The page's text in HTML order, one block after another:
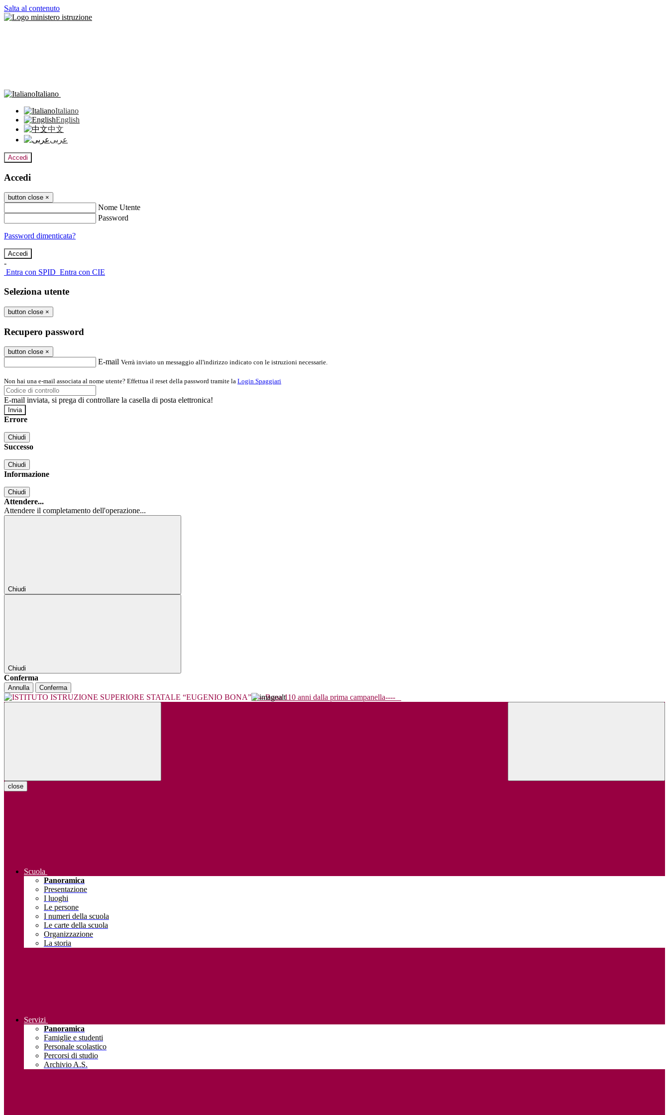
Salta al contenuto
Italiano
Italiano
English
中文
عربى
Accedi
Accedi
button close ×
Nome Utente
Password
Password dimenticata?
-
Entra con SPID Entra con CIE
Seleziona utente
button close ×
Recupero password
button close ×
E-mail Verrà inviato un messaggio all'indirizzo indicato con le istruzioni necessarie.
Non hai una e-mail associata al nome utente? Effettua il reset della password tramite la Login Spaggiari
E-mail inviata, si prega di controllare la casella di posta elettronica!
Errore
Chiudi
Successo
Chiudi
Informazione
Chiudi
Attendere...
Attendere il completamento dell'operazione...
Chiudi
Chiudi
Conferma
Annulla Conferma
----Bona 110 anni dalla prima campanella----
close
Scuola
Panoramica
Presentazione
I luoghi
Le persone
I numeri della scuola
Le carte della scuola
Organizzazione
La storia
Servizi
Panoramica
Famiglie e studenti
Personale scolastico
Percorsi di studio
Archivio A.S.